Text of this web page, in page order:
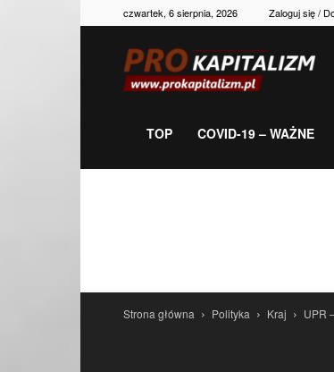
czwartek, 6 sierpnia, 2026 Zaloguj się /
TOP COVID-19 – WAŻNE
Strona główna Polityka Kraj UPR